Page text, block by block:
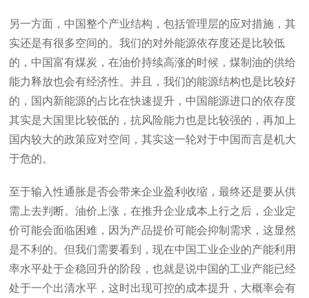
另一方面，中国整个产业结构，包括管理层的应对措施，其
实还是有很多空间的。我们的对外能源依存度还是比较低
的，中国富有煤炭，在油价持续高涨的时候，煤制油的供给
能力释放也会有经济性。并且，我们的能源结构也是比较好
的，国内新能源的占比在快速提升，中国能源进口的依存度
其实是大国里比较低的，抗风险能力也是比较强的，再加上
国内较大的政策应对空间，其实这一轮对于中国而言是机大
于危的。
至于输入性通胀是否会带来企业盈利收缩，最终还是要从供
需上去判断。油价上涨，在推升企业成本上行之后，企业定
价可能会面临困难，因为产品提价可能会抑制需求，这显然
是不利的。但我们需要看到，现在中国工业企业的产能利用
率水平处于企稳回升的阶段，也就是说中国的工业产能已经
处于一个出清水平，这时出现可控的成本提升，大概率会有